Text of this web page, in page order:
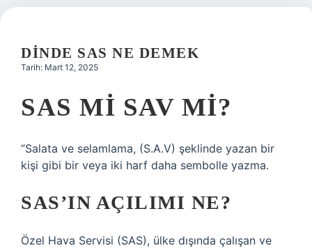
Hakkımızda
DINDE SAS NE DEMEK
Tarih: Mart 12, 2025
SAS MI SAV MI?
“Salata ve selamlama, (S.A.V) şeklinde yazan bir
kişi gibi bir veya iki harf daha sembolle yazma.
SAS’IN AÇILIMI NE?
Özel Hava Servisi (SAS), ülke dışında çalışan ve